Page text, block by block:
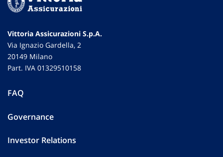
Vittoria Assicurazioni S.p.A.
Via Ignazio Gardella, 2
20149 Milano
Part. IVA 01329510158
FAQ
Governance
Investor Relations